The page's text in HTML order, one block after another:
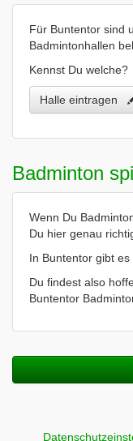
Für Buntentor sind
Badmintonhallen
Kennst Du welche?
Halle eintragen
Badminton
Wenn Du
Du hier genau
In Buntentor gibt es
Du findest also
Buntentor